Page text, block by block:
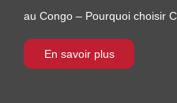
au Congo – Pourquoi choisir
En savoir plus